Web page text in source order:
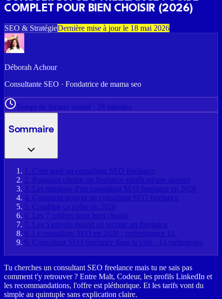
COMPLET POUR BIEN CHOISIR (2026)
SEO & StratégieDernière mise à jour le 18 mai 2026
Déborah Achour
Consultante SEO · Fondatrice de mama seo
Temps de lecture estimé : 28 minutes
Sommaire
1
C'est quoi un consultant SEO freelance
2
Pourquoi choisir un freelance plutôt qu'une agence
3
Les missions d'un consultant SEO freelance en 2026
4 Comment trouver un consultant SEO freelance
5 Combien ça coûte en 2026
6
Les 7 critères pour bien choisir
7
Les 5 erreurs quand on recrute un freelance
8
Le consultant SEO en 2026 : orchestrateur IA
9 Consultant SEO freelance dans ta ville : 14 métropoles
Tu cherches un consultant SEO freelance mais tu ne sais pas
comment t'y retrouver ? Entre Malt, Codeur, les profils LinkedIn et
les recommandations, l'offre est pléthorique. Et les tarifs vont du
simple au quintuple sans explication claire.